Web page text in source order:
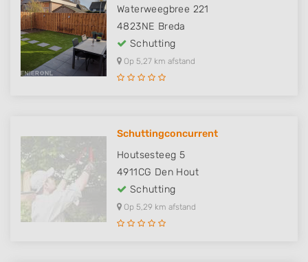
Waterweegbree 221
4823NE Breda
Schutting
Op 5,27 km afstand
Schuttingconcurrent
Houtsesteeg 5
4911CG Den Hout
Schutting
Op 5,29 km afstand